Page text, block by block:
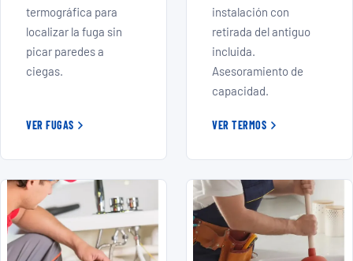
termográfica para
localizar la fuga sin
picar paredes a
ciegas.
VER FUGAS
instalación con
retirada del antiguo
incluida.
Asesoramiento de
capacidad.
VER TERMOS